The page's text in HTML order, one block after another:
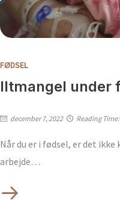
FØDSEL
Iltmangel under
december 7, 2022 Reading Time:
Når du er i fødsel, er det
arbejde…